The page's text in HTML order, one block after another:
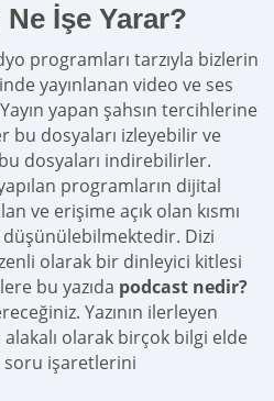
İşe Yarar?
programları tarzıyla bizlerin
yayınlanan video ve ses
yapan şahsın tercihlerine
bu dosyaları izleyebilir ve
dosyaları indirebilirler.
programların dijital
ve erişime açık olan kısmı
Dizi
olarak bir dinleyici kitlesi
bu yazıda podcast nedir?
Yazının ilerleyen
olarak birçok bilgi elde
soru işaretlerini